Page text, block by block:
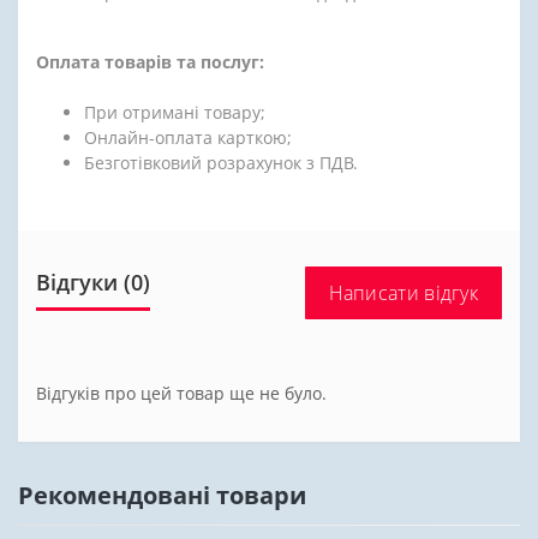
Оплата товарів та послуг:
При отримані товару;
Онлайн-оплата карткою;
Безготівковий розрахунок з ПДВ.
Відгуки (0) Написати відгук
Відгуків про цей товар ще не було.
Рекомендовані товари